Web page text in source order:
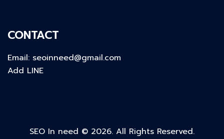
CONTACT
Email: seoinneed@gmail.com
Add LINE
SEO In need © 2026. All Rights Reserved.